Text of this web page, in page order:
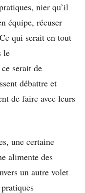
nier qu’il
équipe, récuser
qui serait en tout
le
serait de
débattre et
de faire avec leurs
une certaine
alimente des
un autre volet